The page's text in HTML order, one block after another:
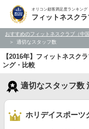
オリコン顧客満足度ランキング
フィットネスクラ
おすすめのフィットネスクラブ（中
適切なスタッフ数
【2016年】フィットネスク
ング・比較
適切なスタッフ数
ホリデイスポーツ